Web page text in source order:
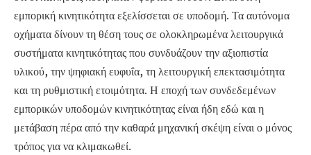
εμπορική κινητικότητα εξελίσσεται σε υποδομή. Τα αυτόνομα
οχήματα δίνουν τη θέση τους σε ολοκληρωμένα λειτουργικά
συστήματα κινητικότητας που συνδυάζουν την αξιοπιστία
υλικού, την ψηφιακή ευφυΐα, τη λειτουργική επεκτασιμότητα
και τη ρυθμιστική ετοιμότητα. Η εποχή των συνδεδεμένων
εμπορικών υποδομών κινητικότητας είναι ήδη εδώ και η
μετάβαση πέρα ​​από την καθαρά μηχανική σκέψη είναι ο μόνος
τρόπος για να κλιμακωθεί.